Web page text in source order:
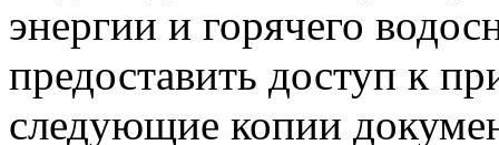
энергии и горячего
предоставить доступ к
следующие копии